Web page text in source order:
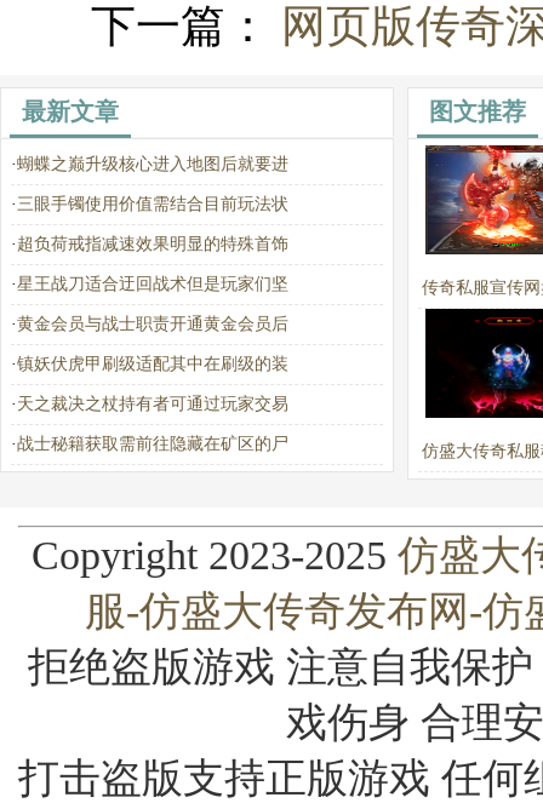
下一篇：
网页版传奇
最新文章
·蝴蝶之巅升级核心进入地图后就要进
·三眼手镯使用价值需结合目前玩法状
· 超负荷戒指减速效果明显的特殊首饰
·星王战刀适合迂回战术但是玩家们坚
·黄金会员与战士职责开通黄金会员后
·镇妖伏虎甲刷级适配其中在刷级的装
· 天之裁决之杖持有者可通过玩家交易
·战士秘籍获取需前往隐藏在矿区的尸
图文推荐
传奇私服宣传
法大陆五
仿盛大传奇私
Copyright 2023-2025仿盛大
服-仿盛大传奇发布网-仿
拒绝盗版游戏 注意自我保
戏伤身 合理
打击盗版支持正版游戏 任